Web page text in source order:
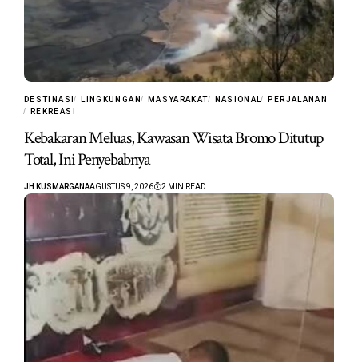
DESTINASI LINGKUNGAN MASYARAKAT NASIONAL
PERJALANAN
REKREASI
Kebakaran Meluas, Kawasan Wisata Bromo Ditutup
Total, Ini Penyebabnya
JH KUSMARGANAAGUSTUS 9, 2026 2 MIN READ